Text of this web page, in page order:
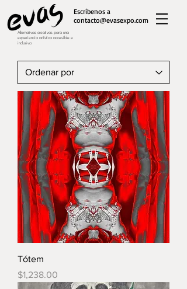
Escríbenos a
contacto@evasexpo.com
Alternativas creativas para una
experiencia artística accesible e
inclusiva
Tótem
Precio
$1,238.00